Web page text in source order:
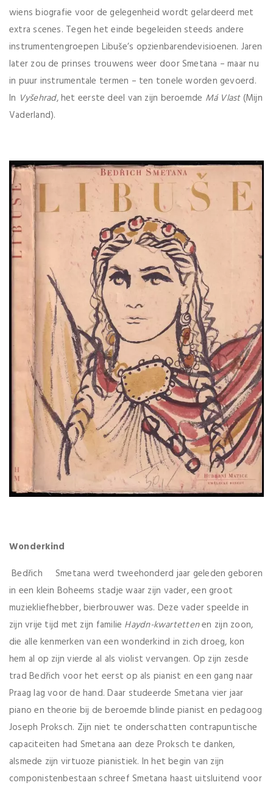
wiens biografie voor de gelegenheid wordt gelardeerd met
extra scenes. Tegen het einde begeleiden steeds andere
instrumentengroepen Libuše’s opzienbarendevisioenen. Jaren
later zou de prinses trouwens weer door Smetana – maar nu
in puur instrumentale termen – ten tonele worden gevoerd.
In Vyšehrad, het eerste deel van zijn beroemde Má Vlast(Mijn
Vaderland).
Wonderkind
Bedřich Smetana werd tweehonderd jaar geleden geboren
in een klein Boheems stadje waar zijn vader, een groot
muziekliefhebber, bierbrouwer was. Deze vader speelde in
zijn vrije tijd met zijn familie Haydn-kwartettenen zijn zoon,
die alle kenmerken van een wonderkind in zich droeg, kon
hem al op zijn vierde al als violist vervangen. Op zijn zesde
trad Bedřich voor het eerst op als pianist en een gang naar
Praag lag voor de hand. Daar studeerde Smetana vier jaar
piano en theorie bij de beroemde blinde pianist en pedagoog
Joseph Proksch. Zijn niet te onderschatten contrapuntische
capaciteiten had Smetana aan deze Proksch te danken,
alsmede zijn virtuoze pianistiek. In het begin van zijn
componistenbestaan schreef Smetana haast uitsluitend voor